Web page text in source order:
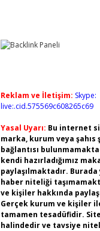
Reklam ve İletişim: Skype:
live:.cid.575569c608265c69
Yasal Uyarı: Bu internet
marka, kurum veya
bağlantısı
kendi hazırladığımız
paylaşılmaktadır.
haber niteliği
ve kişiler hakkında
Gerçek kurum ve kişiler
tamamen tesadüfidir.
halindedir ve tavsiye